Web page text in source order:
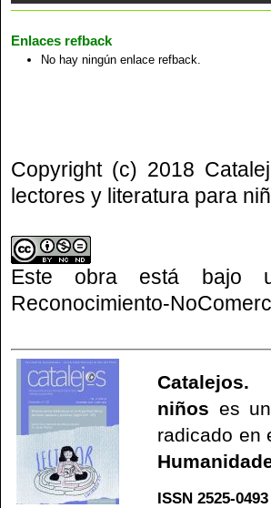
Enlaces refback
No hay ningún enlace refback.
Copyright (c) 2018
lectores y literatura para
Este obra está bajo
Reconocimiento-
Catalejos.
niños es
radicado en
ISSN